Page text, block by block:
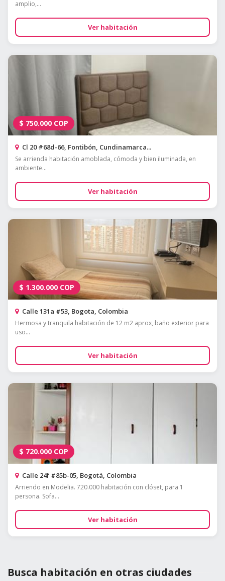
amplio,...
Ver habitación
$ 750.000 COP
Cl 20 #68d-66, Fontibón, Cundinamarca...
Se arrienda habitación amoblada, cómoda y bien iluminada, en
ambiente...
Ver habitación
$ 1.300.000 COP
Calle 131a #53, Bogota, Colombia
Hermosa y tranquila habitación de 12 m2 aprox, baño exterior para
uso...
Ver habitación
$ 720.000 COP
Calle 24f #85b-05, Bogotá, Colombia
Arriendo en Modelia. 720.000 habitación con clóset, para 1
persona. Sofa...
Ver habitación
Busca habitación en otras ciudades